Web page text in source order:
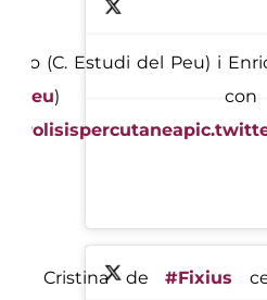
(C. Estudi del Peu) i
)
Cristina de#Fixius